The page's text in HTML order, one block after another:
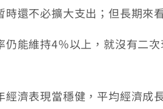
還不必擴大支出；但長期來
維持4％以上，就沒有二次
表現當穩健，平均經濟成